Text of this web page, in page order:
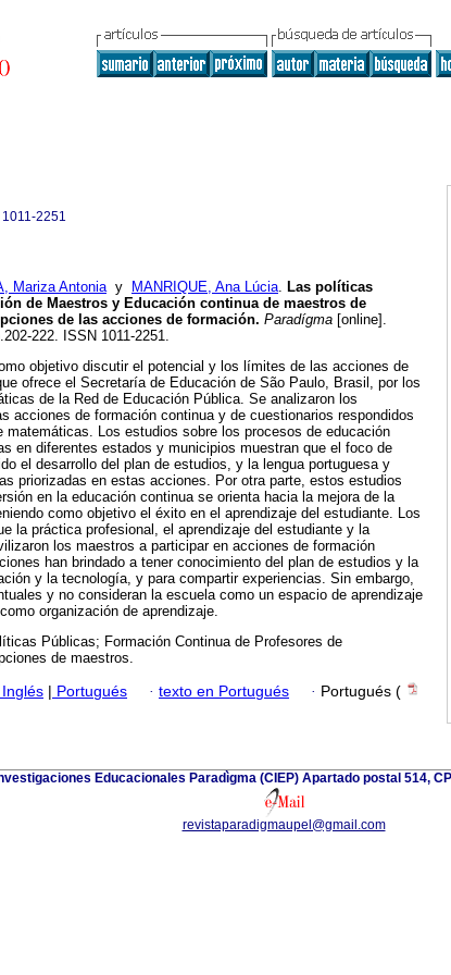
1011-2251
Mariza Antoniay MANRIQUE, Ana Lúcia. Las políticas
de Maestros y Educación continua de maestros de
de las acciones de formación. Paradígma [online].
222. ISSN 1011-2251.
objetivo discutir el potencial y los límites de las acciones de
ofrece el Secretaría de Educación de São Paulo, Brasil, por los
de la Red de Educación Pública. Se analizaron los
acciones de formación continua y de cuestionarios respondidos
matemáticas. Los estudios sobre los procesos de educación
en diferentes estados y municipios muestran que el foco de
el desarrollo del plan de estudios, y la lengua portuguesa y
priorizadas en estas acciones. Por otra parte, estos estudios
en la educación continua se orienta hacia la mejora de la
como objetivo el éxito en el aprendizaje del estudiante. Los
la práctica profesional, el aprendizaje del estudiante y la
los maestros a participar en acciones de formación
han brindado a tener conocimiento del plan de estudios y la
y la tecnología, y para compartir experiencias. Sin embargo,
y no consideran la escuela como un espacio de aprendizaje
organización de aprendizaje.
Públicas; Formación Continua de Profesores de
de maestros.
| Portugués · texto en Portugués · Portugués (
Educacionales Paradìgma (CIEP) Apartado postal 514,
revistaparadigmaupel@gmail.com